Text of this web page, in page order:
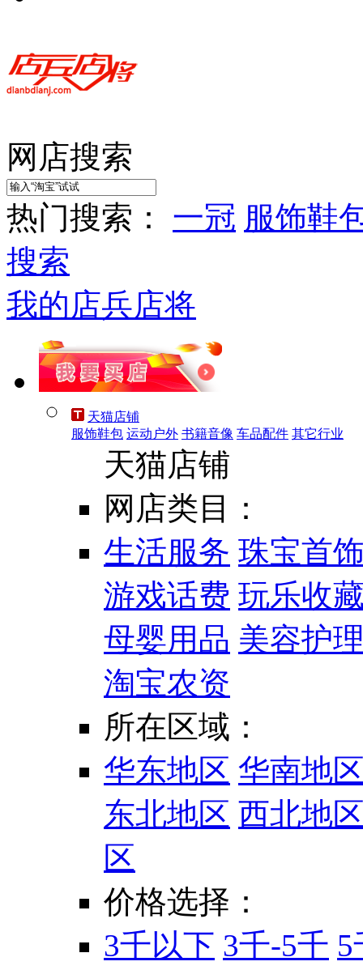
网店搜索
热门搜索： 一冠 服饰鞋
搜索
我的店兵店将
天猫店铺
服饰鞋包 运动户外 书籍音像 车品配件 其它行业
天猫店铺
网店类目：
生活服务 珠宝首
游戏话费 玩乐收
母婴用品 美容护
淘宝农资
所在区域：
华东地区 华南地
东北地区 西北地
区
价格选择：
3千以下 3千-5千 5